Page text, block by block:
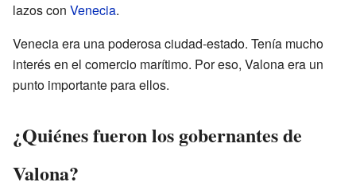
lazos con Venecia.
Venecia era una poderosa ciudad-estado. Tenía mucho
interés en el comercio marítimo. Por eso, Valona era un
punto importante para ellos.
¿Quiénes fueron los gobernantes de
Valona?